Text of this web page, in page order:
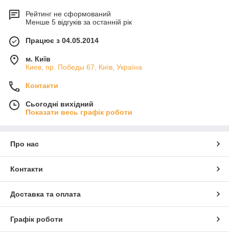
Рейтинг не сформований
Менше 5 відгуків за останній рік
Працює з 04.05.2014
м. Київ
Киев, пр. Победы 67, Київ, Україна
Контакти
Сьогодні вихідний
Показати весь графік роботи
Про нас
Контакти
Доставка та оплата
Графік роботи